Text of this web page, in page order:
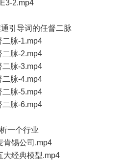
2.mp4
引导词的任督二脉
二脉-1.mp4
二脉-2.mp4
二脉-3.mp4
二脉-4.mp4
二脉-5.mp4
二脉-6.mp4
一个行业
肯锡公司.mp4
大经典模型.mp4